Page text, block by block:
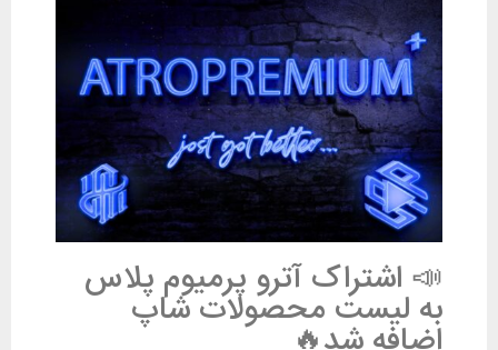
📣 اشتراک آترو پرمیوم پلاس
به لیست محصولات شاپ